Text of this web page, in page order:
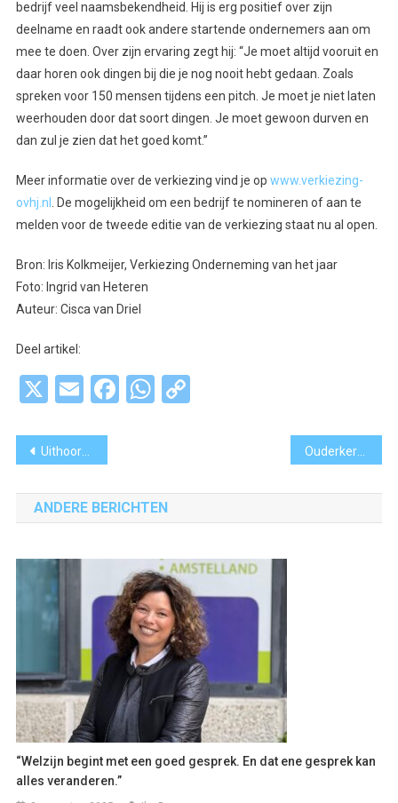
bedrijf veel naamsbekendheid. Hij is erg positief over zijn
deelname en raadt ook andere startende ondernemers aan om
mee te doen. Over zijn ervaring zegt hij: “Je moet altijd vooruit en
daar horen ook dingen bij die je nog nooit hebt gedaan. Zoals
spreken voor 150 mensen tijdens een pitch. Je moet je niet laten
weerhouden door dat soort dingen. Je moet gewoon durven en
dan zul je zien dat het goed komt.”
Meer informatie over de verkiezing vind je op www.verkiezing-
ovhj.nl . De mogelijkheid om een bedrijf te nomineren of aan te
melden voor de tweede editie van de verkiezing staat nu al open.
Bron: Iris Kolkmeijer, Verkiezing Onderneming van het jaar
Foto: Ingrid van Heteren
Auteur: Cisca van Driel
Deel artikel:
X EmailFacebook
WhatsApp
Bericht
navigatie
Uithoorn is Schiphol-overlast zat: gemeente eist handhaving Ouderkerkerplas decor voor vijftiende editie van de Ouderkerker Cross
ANDERE BERICHTEN
“Welzijn begint met een goed gesprek. En dat ene gesprek kan
alles veranderen.”